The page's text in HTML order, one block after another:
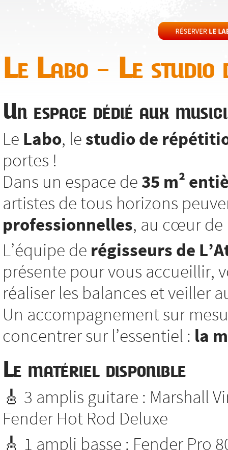
Le Labo – Le studio
Un espace dédié aux
Le Labo, le studio de
portes !
Dans un espace de 35 m²
artistes de tous horizons
professionnelles, au cœur de
L’équipe de régisseurs de
présente pour vous accueillir,
réaliser les balances et veiller
Un accompagnement sur
concentrer sur l’essentiel : la
Le matériel disponible
🎸 3 amplis guitare : Marshall
Fender Hot Rod Deluxe
🎸 1 ampli basse : Fender Pro